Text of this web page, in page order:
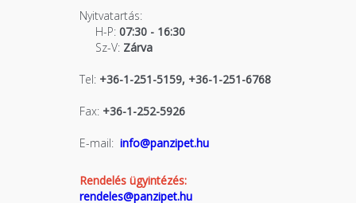
Nyitvatartás:
H-P:07:30 - 16:30
Sz-V:Zárva
Tel:+36-1-251-5159, +36-1-251-6768
Fax:+36-1-252-5926
E-mail: info@panzipet.hu
Rendelés ügyintézés:
rendeles@panzipet.hu